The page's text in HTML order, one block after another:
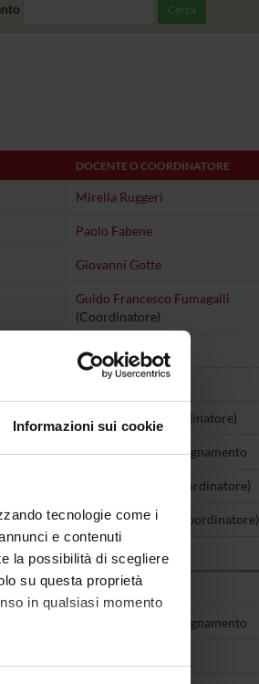
Informazioni sui cookie
tecnologie come i
e contenuti
la possibilità di scegliere
su questa proprietà
in qualsiasi momento
Cerca
DOCENTE O COORDINATORE
Mirella Ruggeri
Paolo Fabene
Giovanni Gotte
Guido Francesco Fumagalli
(Coordinatore)
Leonardo Chelazzi
Alberto Turco
Pietro Minuz (Coordinatore)
Vedi pagina dell'insegnamento
(Coordinatore)
Lidia Del Piccolo (Coordinatore)
Giuseppe Verlato
Tecla Pozzan
Vedi pagina dell'insegnamento